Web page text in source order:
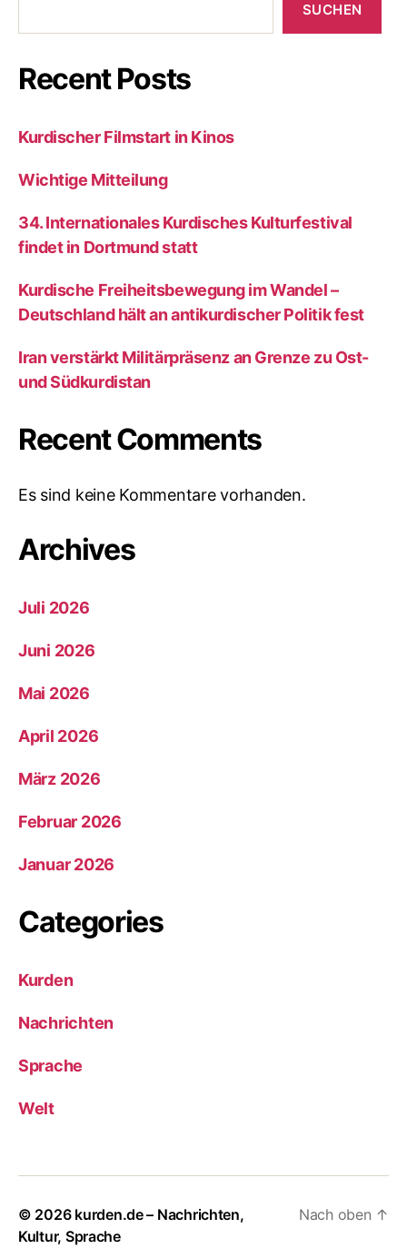
SUCHEN
Recent Posts
Kurdischer Filmstart in Kinos
Wichtige Mitteilung
34. Internationales Kurdisches Kulturfestival
findet in Dortmund statt
Kurdische Freiheitsbewegung im Wandel –
Deutschland hält an antikurdischer Politik fest
Iran verstärkt Militärpräsenz an Grenze zu Ost-
und Südkurdistan
Recent Comments
Es sind keine Kommentare vorhanden.
Archives
Juli 2026
Juni 2026
Mai 2026
April 2026
März 2026
Februar 2026
Januar 2026
Categories
Kurden
Nachrichten
Sprache
Welt
© 2026 kurden.de – Nachrichten,
Kultur, Sprache
Nach oben ↑